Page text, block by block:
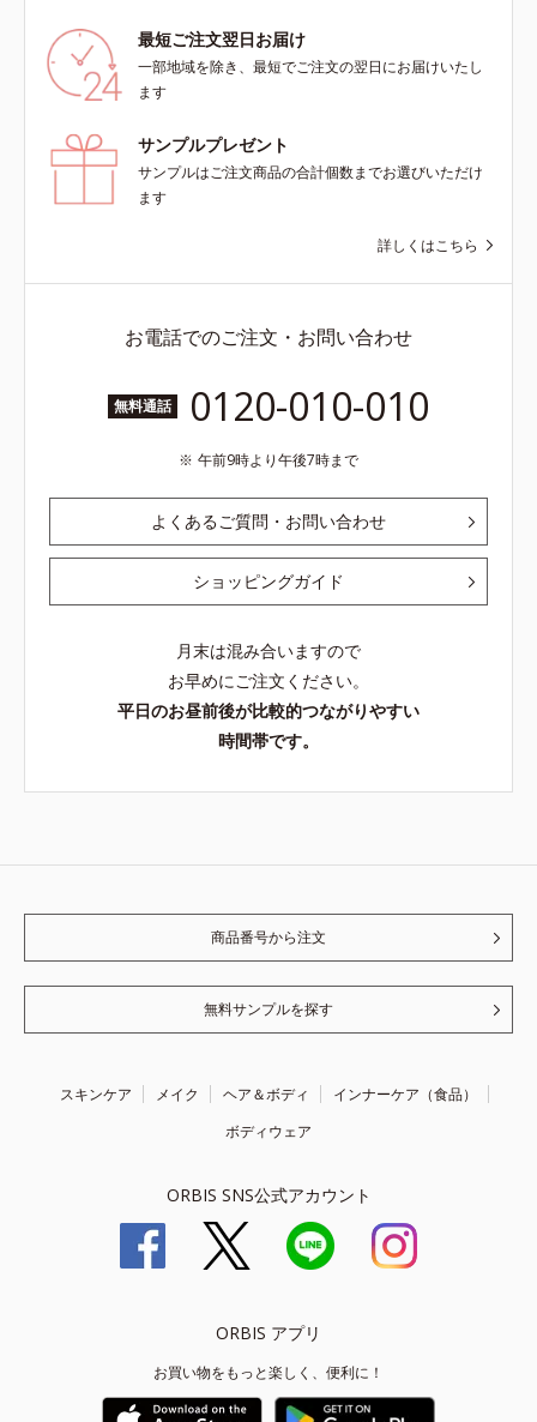
最短ご注文翌日お届け
一部地域を除き、最短でご注文の翌日にお届けいたし
ます
サンプルプレゼント
サンプルはご注文商品の合計個数までお選びいただけ
ます
詳しくはこちら
お電話でのご注文・お問い合わせ
無料通話 0120-010-010
午前9時より午後7時まで
よくあるご質問・お問い合わせ
ショッピングガイド
月末は混み合いますので
お早めにご注文ください。
平日のお昼前後が比較的つながりやすい
時間帯です。
商品番号から注文
無料サンプルを探す
スキンケア メイク ヘア＆ボディ
インナーケア（食品）
ボディウェア
ORBIS SNS公式アカウント
ORBIS アプリ
お買い物をもっと楽しく、便利に！